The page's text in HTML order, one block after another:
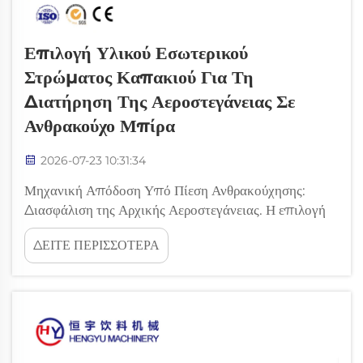
Επιλογή Υλικού Εσωτερικού
Στρώματος Καπακιού Για Τη
Διατήρηση Της Αεροστεγάνειας Σε
Ανθρακούχο Μπίρα
2026-07-23 10:31:34
Μηχανική Απόδοση Υπό Πίεση Ανθρακούχησης:
Διασφάλιση της Αρχικής Αεροστεγάνειας. Η επιλογή
του κατάλληλου υλικού εσωτερικού στρώματος του
καπακιού είναι κρίσιμη για τη διατήρηση της
αεροστεγάνειας σε ανθρακούχο μπίρα, όπου οι
ΔΕΙΤΕ ΠΕΡΙΣΣΟΤΕΡΑ